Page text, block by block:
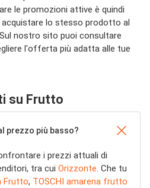
le promozioni attive è quindi
acquistare lo stesso prodotto al
nostro sito puoi consultare
l'offerta più adatta alle tue
su Frutto
prezzo più basso?
i prezzi attuali di
tra cui Orizzonte . Che tu
Frutto, TOSCHI amarena frutto